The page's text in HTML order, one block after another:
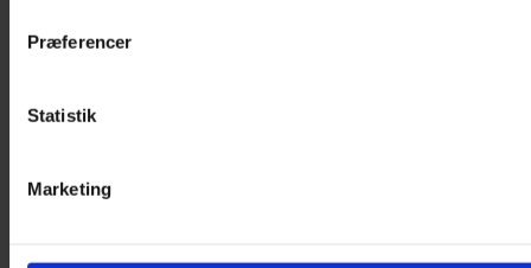
Præferencer
Statistik
Marketing
Brillecharms – Owl
Tilføj til kurv